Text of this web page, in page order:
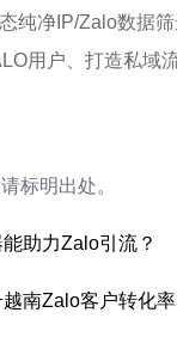
纯净IP/Zalo数据
用户、打造私域
标明出处。
助力Zalo引流？
南Zalo客户转化